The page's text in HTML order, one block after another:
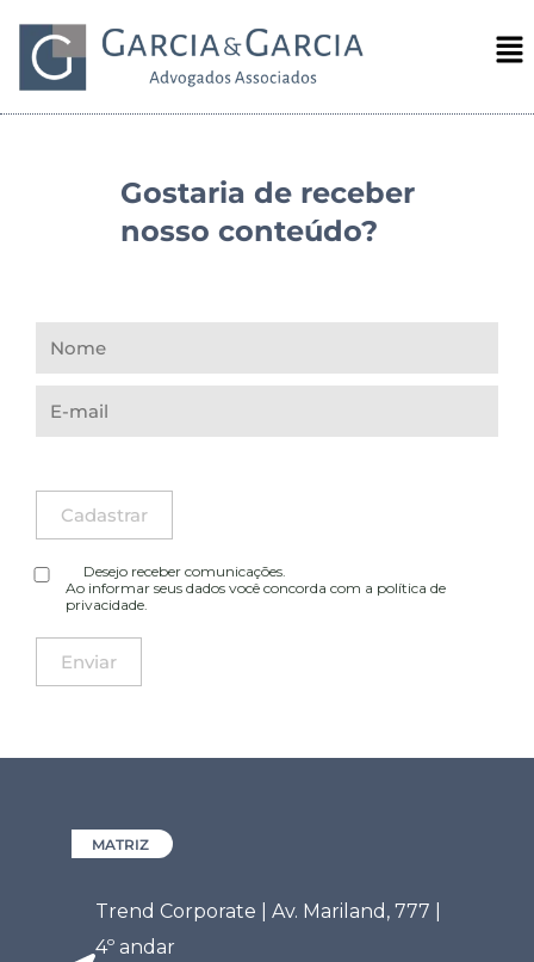
Gostaria de receber
nosso conteúdo?
Desejo receber comunicações.
Ao informar seus dados você concorda com a política de
privacidade.
MATRIZ
Trend Corporate | Av. Mariland, 777 |
4º andar